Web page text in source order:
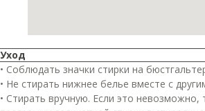
Уход
• Соблюдать значки стирки на
• Не стирать нижнее белье вместе с
• Стирать вручную. Если это невозможно,